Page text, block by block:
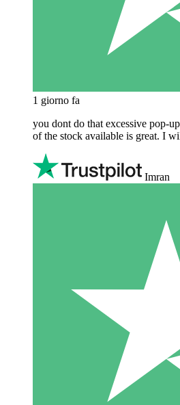
1 giorno fa
you dont do that excessive pop-
of the stock available is great. I
Imran